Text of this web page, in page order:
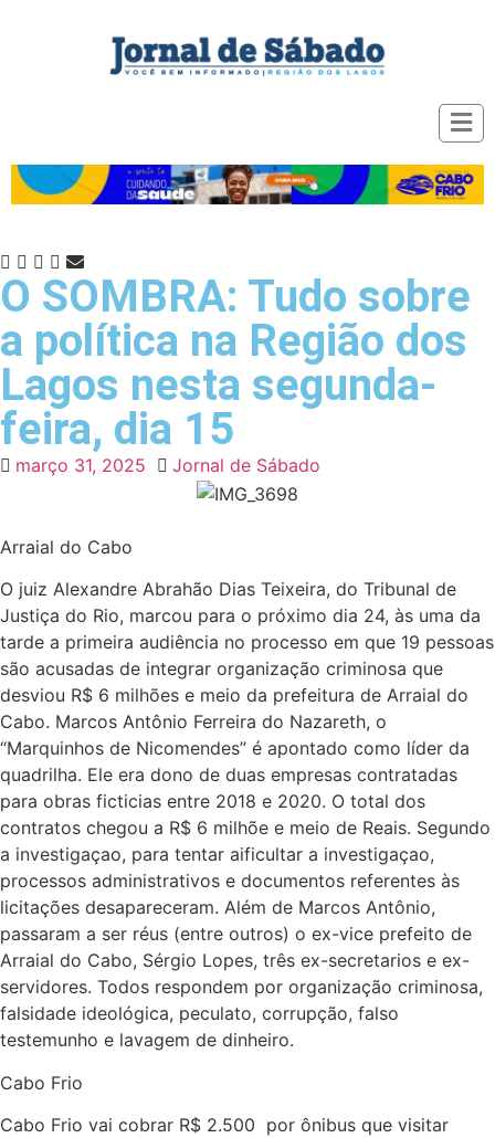
O SOMBRA: Tudo sobre
a política na Região dos
Lagos nesta segunda-
feira, dia 15
março 31, 2025 Jornal de Sábado
Arraial do Cabo
O juiz Alexandre Abrahão Dias Teixeira, do Tribunal de
Justiça do Rio, marcou para o próximo dia 24, às uma da
tarde a primeira audiência no processo em que 19 pessoas
são acusadas de integrar organização criminosa que
desviou R$ 6 milhões e meio da prefeitura de Arraial do
Cabo. Marcos Antônio Ferreira do Nazareth, o
“Marquinhos de Nicomendes” é apontado como líder da
quadrilha. Ele era dono de duas empresas contratadas
para obras ficticias entre 2018 e 2020. O total dos
contratos chegou a R$ 6 milhõe e meio de Reais. Segundo
a investigaçao, para tentar aificultar a investigaçao,
processos administrativos e documentos referentes às
licitações desapareceram. Além de Marcos Antônio,
passaram a ser réus (entre outros) o ex-vice prefeito de
Arraial do Cabo, Sérgio Lopes, três ex-secretarios e ex-
servidores. Todos respondem por organização criminosa,
falsidade ideológica, peculato, corrupção, falso
testemunho e lavagem de dinheiro.
Cabo Frio
Cabo Frio vai cobrar R$ 2.500 por ônibus que visitar